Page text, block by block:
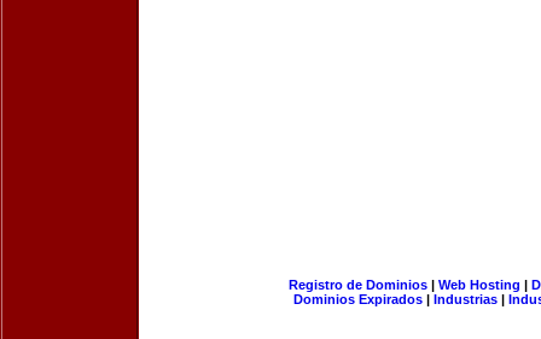
Registro de Dominios| Web Hosting |
Dominios Expirados | Industrias |